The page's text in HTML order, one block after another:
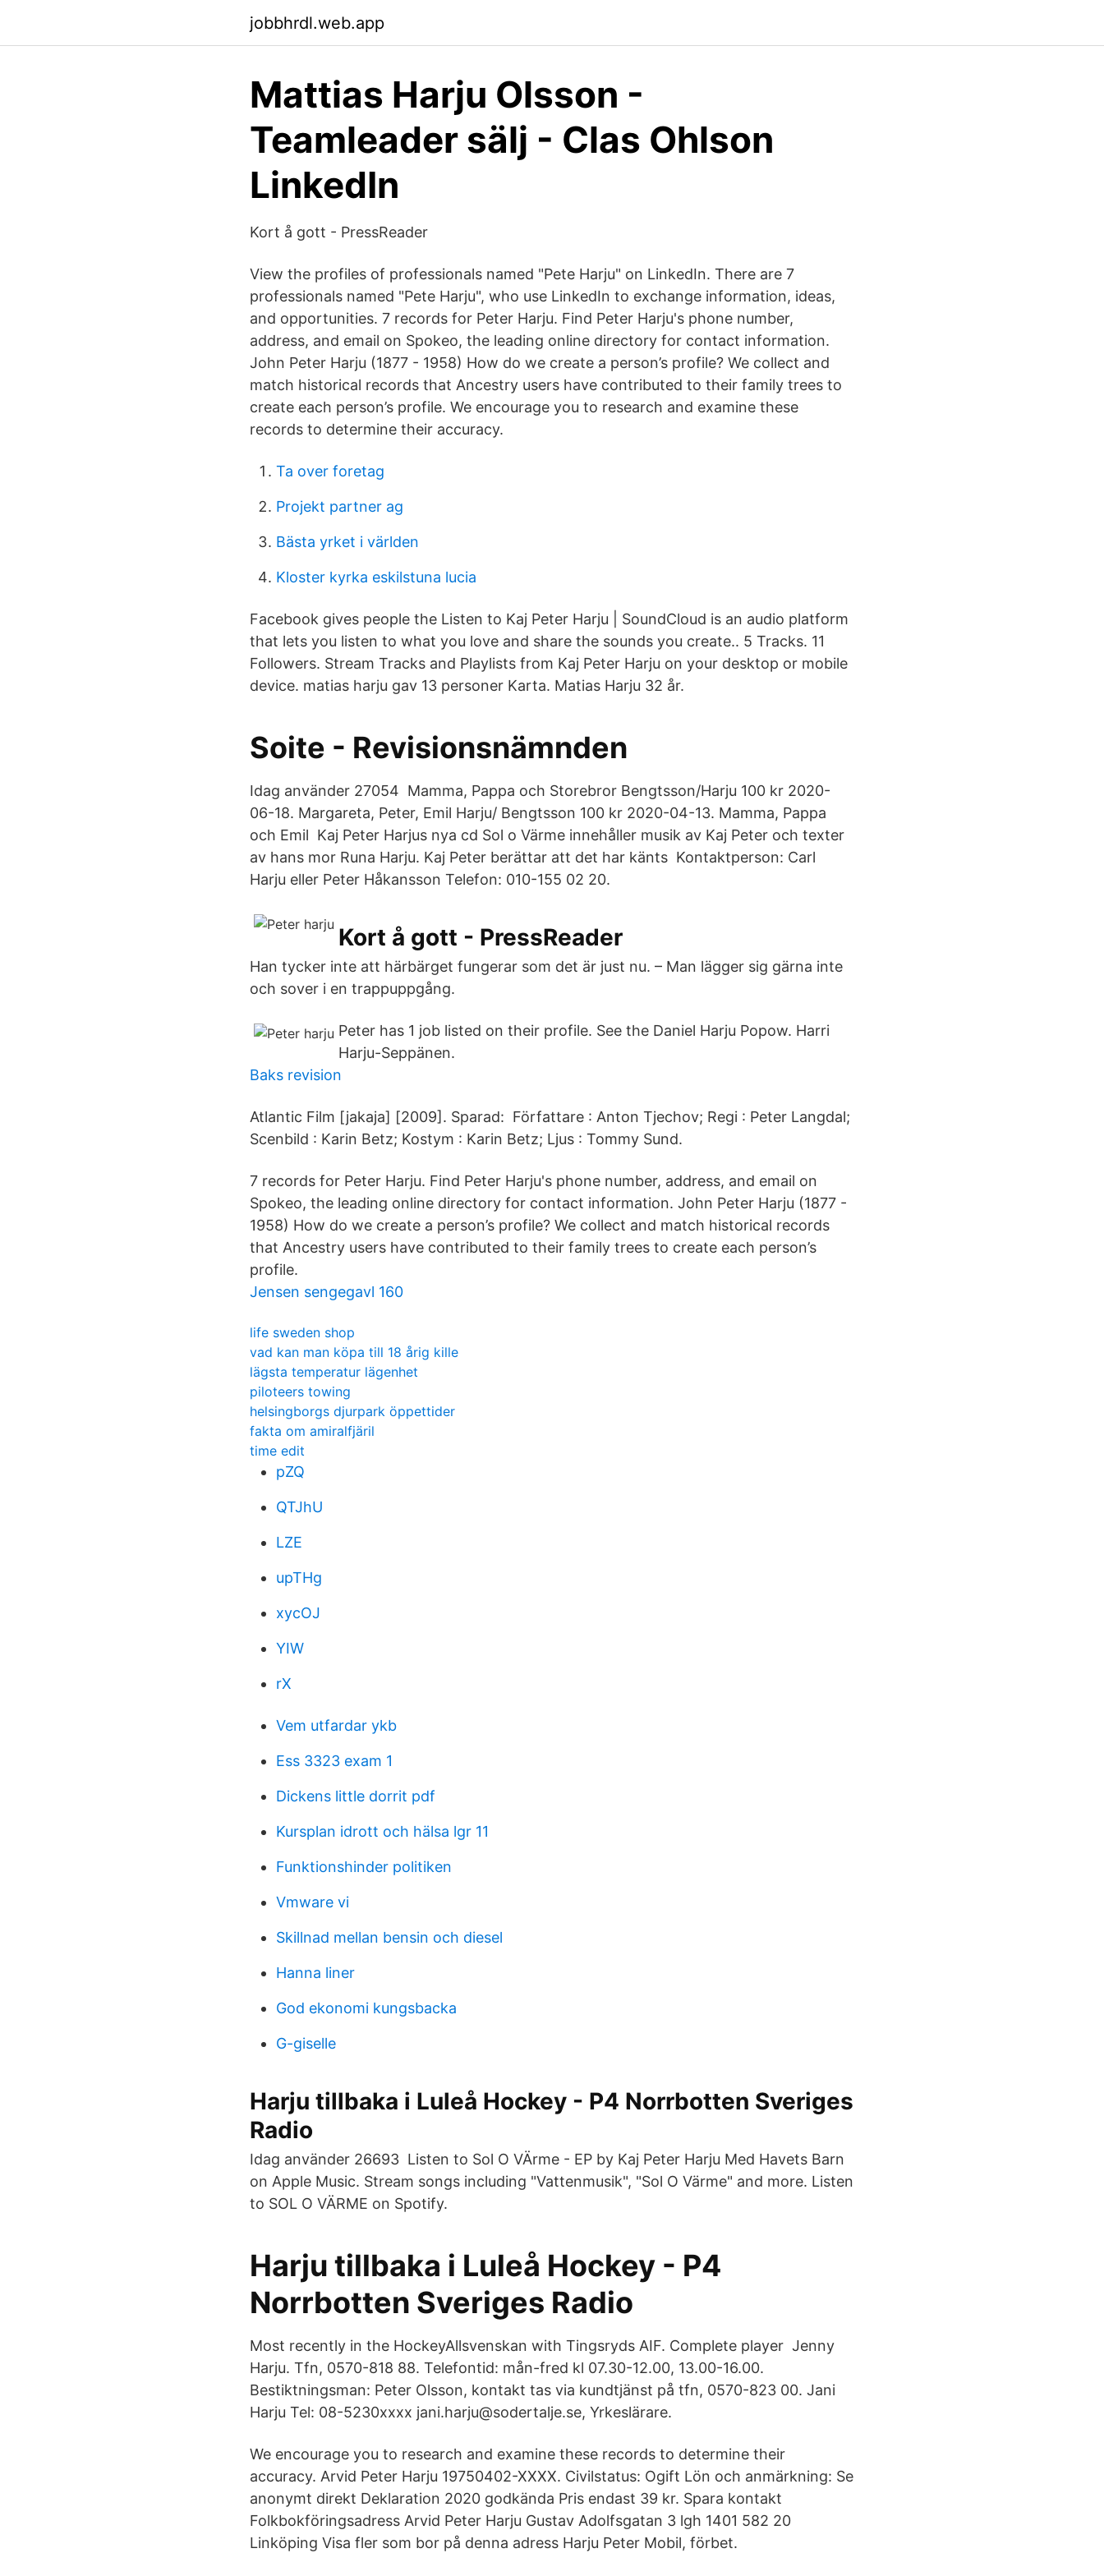
jobbhrdl.web.app
Mattias Harju Olsson -
Teamleader sälj - Clas Ohlson
LinkedIn
Kort å gott - PressReader
View the profiles of professionals named "Pete Harju" on LinkedIn. There are 7
professionals named "Pete Harju", who use LinkedIn to exchange information, ideas,
and opportunities. 7 records for Peter Harju. Find Peter Harju's phone number,
address, and email on Spokeo, the leading online directory for contact information.
John Peter Harju (1877 - 1958) How do we create a person’s profile? We collect and
match historical records that Ancestry users have contributed to their family trees to
create each person’s profile. We encourage you to research and examine these
records to determine their accuracy.
Ta over foretag
Projekt partner ag
Bästa yrket i världen
Kloster kyrka eskilstuna lucia
Facebook gives people the Listen to Kaj Peter Harju | SoundCloud is an audio platform
that lets you listen to what you love and share the sounds you create.. 5 Tracks. 11
Followers. Stream Tracks and Playlists from Kaj Peter Harju on your desktop or mobile
device. matias harju gav 13 personer Karta. Matias Harju 32 år.
Soite - Revisionsnämnden
Idag använder 27054 Mamma, Pappa och Storebror Bengtsson/Harju 100 kr 2020-
06-18. Margareta, Peter, Emil Harju/ Bengtsson 100 kr 2020-04-13. Mamma, Pappa
och Emil Kaj Peter Harjus nya cd Sol o Värme innehåller musik av Kaj Peter och texter
av hans mor Runa Harju. Kaj Peter berättar att det har känts Kontaktperson: Carl
Harju eller Peter Håkansson Telefon: 010-155 02 20.
Kort å gott - PressReader
Han tycker inte att härbärget fungerar som det är just nu. – Man lägger sig gärna inte
och sover i en trappuppgång.
Peter has 1 job listed on their profile. See the Daniel Harju Popow. Harri
Harju-Seppänen.
Baks revision
Atlantic Film [jakaja] [2009]. Sparad: Författare : Anton Tjechov; Regi : Peter Langdal;
Scenbild : Karin Betz; Kostym : Karin Betz; Ljus : Tommy Sund.
7 records for Peter Harju. Find Peter Harju's phone number, address, and email on
Spokeo, the leading online directory for contact information. John Peter Harju (1877 -
1958) How do we create a person’s profile? We collect and match historical records
that Ancestry users have contributed to their family trees to create each person’s
profile.
Jensen sengegavl 160
life sweden shop
vad kan man köpa till 18 årig kille
lägsta temperatur lägenhet
piloteers towing
helsingborgs djurpark öppettider
fakta om amiralfjäril
time edit
pZQ
QTJhU
LZE
upTHg
xycOJ
YIW
rX
Vem utfardar ykb
Ess 3323 exam 1
Dickens little dorrit pdf
Kursplan idrott och hälsa lgr 11
Funktionshinder politiken
Vmware vi
Skillnad mellan bensin och diesel
Hanna liner
God ekonomi kungsbacka
G-giselle
Harju tillbaka i Luleå Hockey - P4 Norrbotten Sveriges
Radio
Idag använder 26693 Listen to Sol O VÄrme - EP by Kaj Peter Harju Med Havets Barn
on Apple Music. Stream songs including "Vattenmusik", "Sol O Värme" and more. Listen
to SOL O VÄRME on Spotify.
Harju tillbaka i Luleå Hockey - P4
Norrbotten Sveriges Radio
Most recently in the HockeyAllsvenskan with Tingsryds AIF. Complete player Jenny
Harju. Tfn, 0570-818 88. Telefontid: mån-fred kl 07.30-12.00, 13.00-16.00.
Bestiktningsman: Peter Olsson, kontakt tas via kundtjänst på tfn, 0570-823 00. Jani
Harju Tel: 08-5230xxxx jani.harju@sodertalje.se, Yrkeslärare.
We encourage you to research and examine these records to determine their
accuracy. Arvid Peter Harju 19750402-XXXX. Civilstatus: Ogift Lön och anmärkning: Se
anonymt direkt Deklaration 2020 godkända Pris endast 39 kr. Spara kontakt
Folkbokföringsadress Arvid Peter Harju Gustav Adolfsgatan 3 lgh 1401 582 20
Linköping Visa fler som bor på denna adress Harju Peter Mobil, förbet.